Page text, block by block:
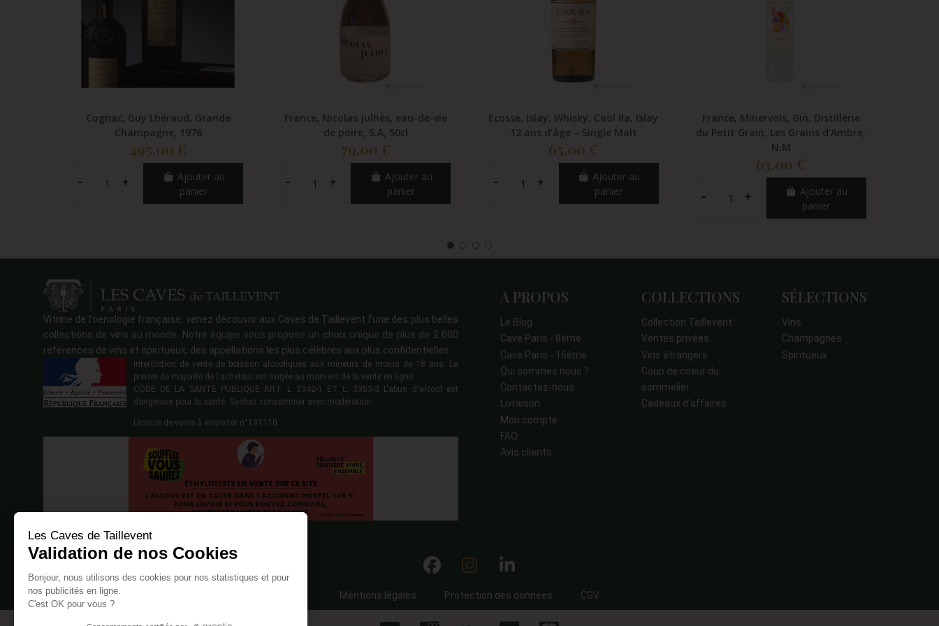
Cognac, Guy Lhéraud, Grande
Champagne, 1976
495,00 €
Ajouter au
panier
France, Nicolas Julhès, eau-de-vie
de poire, S.A, 50cl
79,00 €
Ajouter au
panier
Ecosse, Islay, Whisky, Caol Ila, Islay
12 ans d’âge – Single Malt
65,00 €
Ajouter au
panier
France, Minervois, Gin, Distillerie
du Petit Grain, Les Grains d’Ambre,
N.M
63,00 €
Ajouter au
panier
Vitrine de l’oenologie française, venez découvrir aux Caves de Taillevent l’une des plus belles
collections de vins au monde. Notre équipe vous propose un choix unique de plus de 2 000
références de vins et spiritueux, des appellations les plus célèbres aux plus confidentielles.
Interdiction de vente de boisson alcooliques aux mineurs de moins de 18 ans. La
preuve de majorité de l'acheteur est exigée au moment de la vente en ligne.
CODE DE LA SANTE PUBLIQUE ART. L 3342-1 ET L. 3353-3 L'abus d'alcool est
dangereux pour la santé. Sachez consommer avec modération.
Licence de vente à emporter n°131110.
A PROPOS
Le Blog
Cave Paris - 8ème
Cave Paris - 16ème
Qui sommes nous ?
Contactez-nous
Livraison
Mon compte
FAQ
Avis clients
COLLECTIONS
Collection Taillevent
Ventes privées
Vins étrangers
Coup de coeur du
sommelier
Cadeaux d'affaires
SÉLECTIONS
Vins
Champagnes
Spiritueux
Mentions légales Protection des données CGV
Les Caves de Taillevent
Validation de nos Cookies
Bonjour, nous utilisons des cookies pour nos statistiques et pour
nos publicités en ligne.
C'est OK pour vous ?